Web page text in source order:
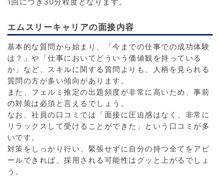
1回につき30分程度となります。
エムスリーキャリアの面接内容
基本的な質問から始まり、「今までの仕事での成功体験
は？」や「仕事においてどういう価値観を持っている
か」など、スキルに関する質問よりも、人柄を見られる
質問の方が多い傾向があります。
また、フェルミ推定の出題頻度が非常に高いため、事前
の対策は必須と言えるでしょう。
なお、社員の口コミでは「面接に圧迫感はなく、非常に
リラックスして受けることができた」という口コミが多
いです。
対策をしっかり行い、緊張せずに自分の持つ全てをアピ
ールできれば、採用される可能性はグッと上がるでしょ
う。